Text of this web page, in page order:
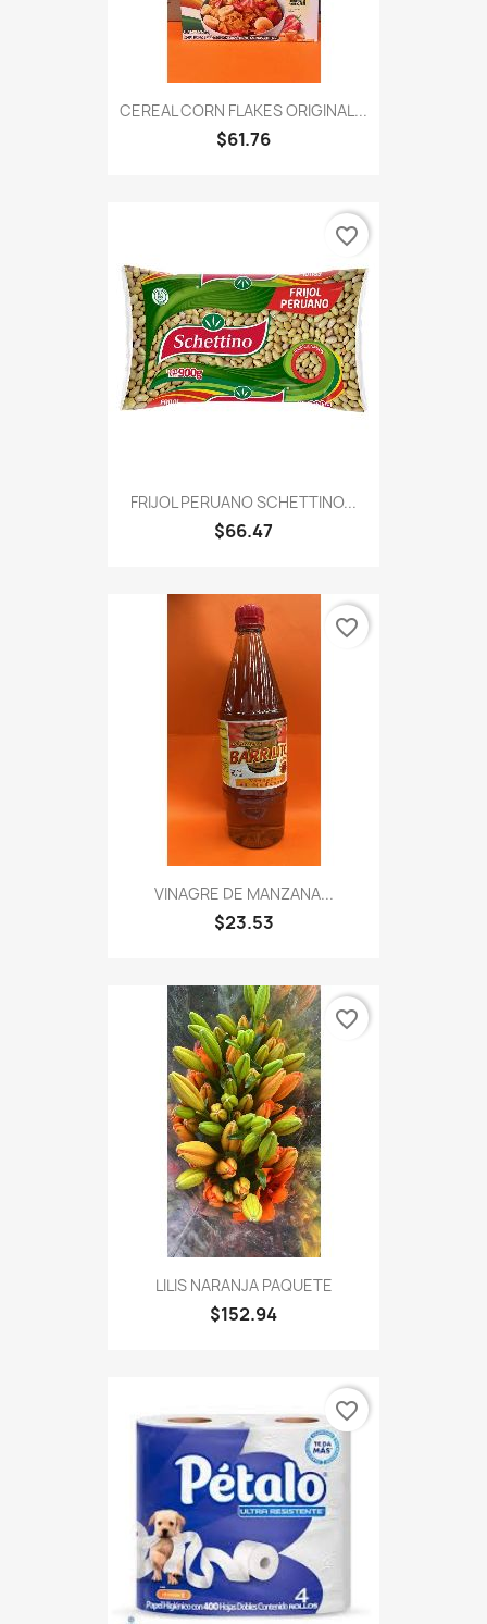
CEREAL CORN FLAKES ORIGINAL...
$61.76
FRIJOL PERUANO SCHETTINO...
$66.47
favorite_border
VINAGRE DE MANZANA...
$23.53
favorite_border
LILIS NARANJA PAQUETE
$152.94
favorite_border
favorite_border